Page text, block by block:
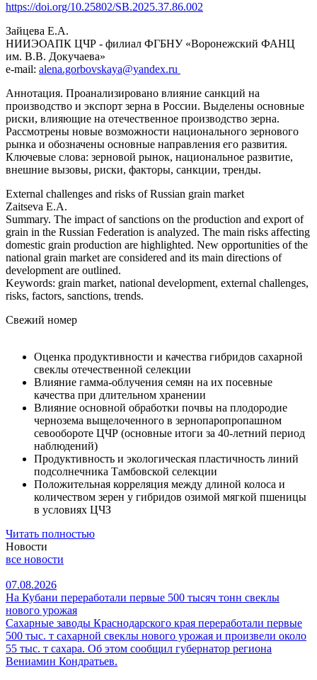
https://doi.org/10.25802/SB.2025.37.86.002
Зайцева Е.А.
НИИЭОАПК ЦЧР - филиал ФГБНУ «Воронежский ФАНЦ
им. В.В. Докучаева»
e-mail: alena.gorbovskaya@yandex.ru
Аннотация. Проанализировано влияние санкций на
производство и экспорт зерна в России. Выделены основные
риски, влияющие на отечественное производство зерна.
Рассмотрены новые возможности национального зернового
рынка и обозначены основные направления его развития.
Ключевые слова: зерновой рынок, национальное развитие,
внешние вызовы, риски, факторы, санкции, тренды.
External challenges and risks of Russian grain market
Zaitseva E.A.
Summary. The impact of sanctions on the production and export of
grain in the Russian Federation is analyzed. The main risks affecting
domestic grain production are highlighted. New opportunities of the
national grain market are considered and its main directions of
development are outlined.
Keywords: grain market, national development, external challenges,
risks, factors, sanctions, trends.
Свежий номер
Оценка продуктивности и качества гибридов сахарной
свеклы отечественной селекции
Влияние гамма-облучения семян на их посевные
качества при длительном хранении
Влияние основной обработки почвы на плодородие
чернозема выщелоченного в зернопаропропашном
севообороте ЦЧР (основные итоги за 40-летний период
наблюдений)
Продуктивность и экологическая пластичность линий
подсолнечника Тамбовской селекции
Положительная корреляция между длиной колоса и
количеством зерен у гибридов озимой мягкой пшеницы
в условиях ЦЧЗ
Читать полностью
Новости
все новости
07.08.2026
На Кубани переработали первые 500 тысяч тонн свеклы
нового урожая
Сахарные заводы Краснодарского края переработали первые
500 тыс. т сахарной свеклы нового урожая и произвели около
55 тыс. т сахара. Об этом сообщил губернатор региона
Вениамин Кондратьев.